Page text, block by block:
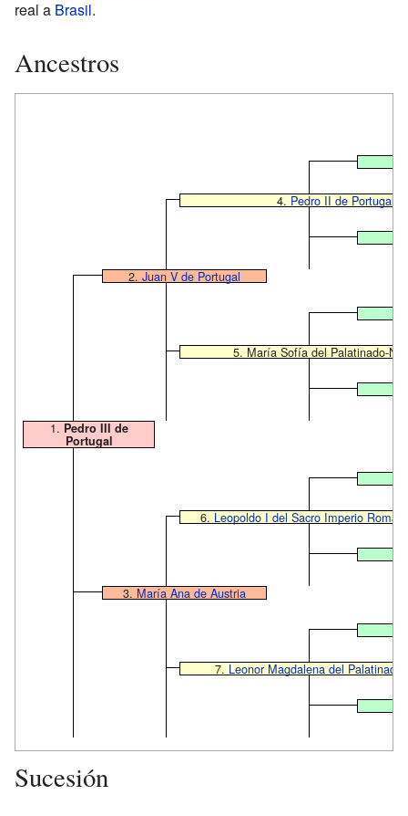
real a Brasil.
Ancestros
4. Pedro II de Portugal
2. Juan V de Portugal
5. María Sofía del Palatinado-
1. Pedro III de
Portugal
6. Leopoldo I del Sacro Imperio
3. María Ana de Austria
7. Leonor Magdalena del
Sucesión